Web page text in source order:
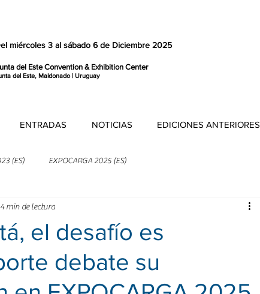
del Este Convention & Exhibition Center
del Este, Maldonado | Uruguay
miércoles 3 al sábado 6 de Diciembre 2025
ENTRADAS NOTICIAS EDICIONES ANTERIORES
(ES) EXPOCARGA 2025 (ES)
el desafío es
debate su
4 min de lectura